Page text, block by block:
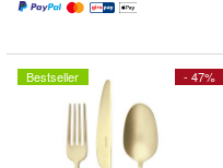
- 47%
Bestseller